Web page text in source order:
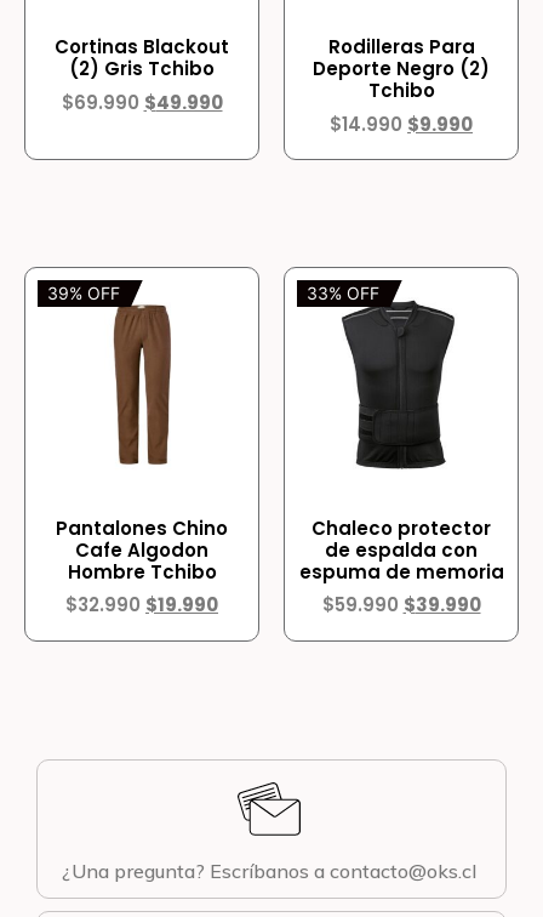
Cortinas Blackout
(2) Gris Tchibo
$69.990 $49.990
Rodilleras Para
Deporte Negro (2)
Tchibo
$14.990 $9.990
39% OFF
Pantalones Chino
Cafe Algodon
Hombre Tchibo
$32.990 $19.990
33% OFF
Chaleco protector
de espalda con
espuma de memoria
$59.990 $39.990
¿Una pregunta? Escríbanos a contacto@oks.cl